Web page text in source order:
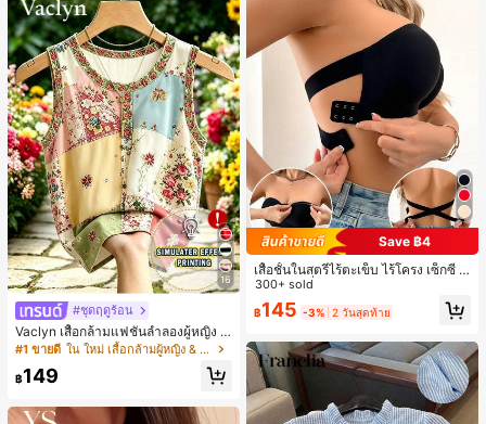
16
#ชุดฤดูร้อน
Vaclyn เสื้อกล้ามแฟชั่นลำลองผู้หญิง ล
ายแพตช์เวิร์ก แขนกุด คอกลม ติดกระดุ
#1 ขายดี ใน ใหม่ เสื้อกล้ามผู้หญิง & Camis
฿149
Save ฿4
เสื้อชั้นในสตรีไร้ตะเข็บ ไร้โครง เซ็กซี่ ด้
านข้างไม่ลื่น แผ่นรองถอดได้ ลายไขว้ห
ลัง ไร้สาย สบายตลอดวัน
300+ sold
฿145 -3% 2 วันสุดท้าย